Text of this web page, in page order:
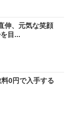
伸、元気な笑顔
目...
0円で入手する